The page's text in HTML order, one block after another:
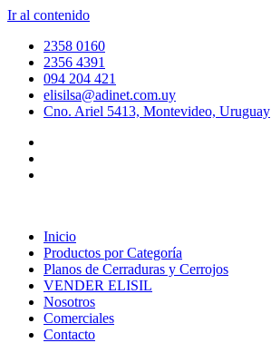
Ir al contenido
2358 0160
2356 4391
094 204 421
elisilsa@adinet.com.uy
Cno. Ariel 5413, Montevideo, Uruguay
Inicio
Productos por Categoría
Planos de Cerraduras y Cerrojos
VENDER ELISIL
Nosotros
Comerciales
Contacto